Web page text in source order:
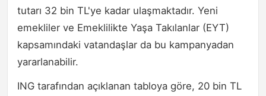
tutarı 32 bin TL'ye kadar ulaşmaktadır. Yeni
emekliler ve Emeklilikte Yaşa Takılanlar (EYT)
kapsamındaki vatandaşlar da bu kampanyadan
yararlanabilir.
ING tarafından açıklanan tabloya göre, 20 bin TL